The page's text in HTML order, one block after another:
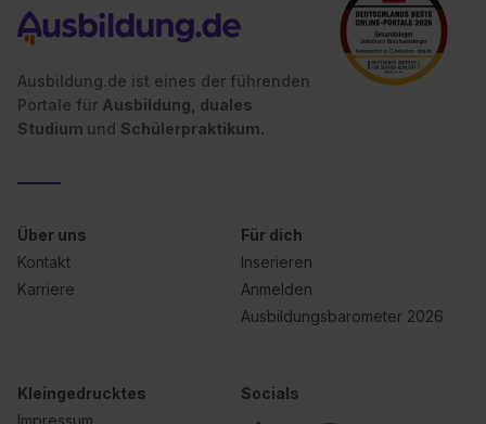
Ausbildung.de ist eines der führenden
Portale für Ausbildung, duales
Studium und Schülerpraktikum.
Über uns
Kontakt
Karriere
Für dich
Inserieren
Anmelden
Ausbildungsbarometer 2026
Kleingedrucktes
Impressum
Socials